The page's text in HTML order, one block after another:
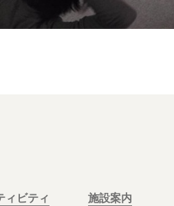
ィビティ 施設案内